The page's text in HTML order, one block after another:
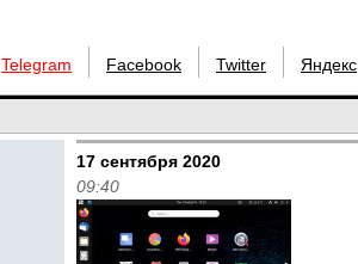
Telegram Facebook Twitter Яндекс
17 сентября 2020
09:40